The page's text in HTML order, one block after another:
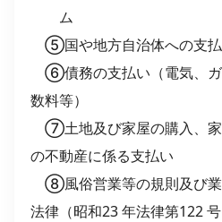
ム
⑤国や地方自治体への支
⑥債務の支払い（電気、ガ
数料等）
⑦土地及び家屋の購入、家
の不動産に係る支払い
⑧風俗営業等の規則及び業
法律（昭和23 年法律第122